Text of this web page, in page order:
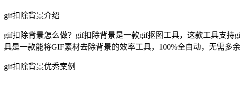
gif扣除背景介绍
gif扣除背景怎么做？gif扣除背景是一款gif抠图工具，这款工具支
具是一款能将GIF素材去除背景的效率工具，100%全自动，无需多
gif扣除背景优秀案例